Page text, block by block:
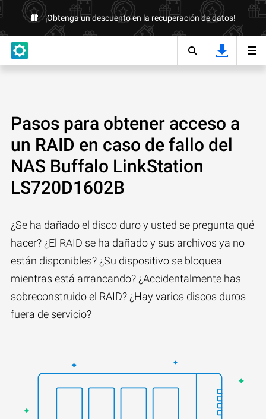
¡Obtenga un descuento en la recuperación de datos!
Pasos para obtener acceso a
un RAID en caso de fallo del
NAS Buffalo LinkStation
LS720D1602B
¿Se ha dañado el disco duro y usted se pregunta qué
hacer? ¿El RAID se ha dañado y sus archivos ya no
están disponibles? ¿Su dispositivo se bloquea
mientras está arrancando? ¿Accidentalmente has
sobreconstruido el RAID? ¿Hay varios discos duros
fuera de servicio?